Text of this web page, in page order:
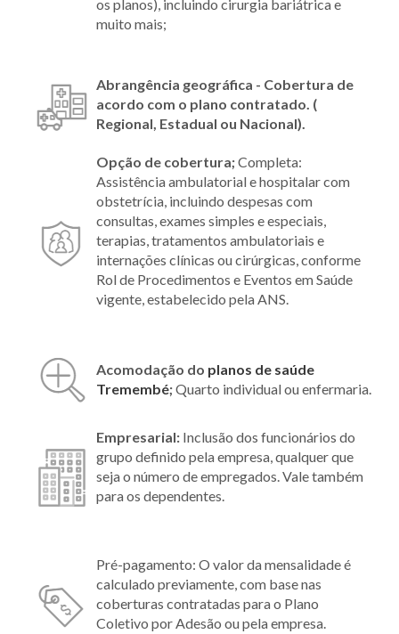
os planos), incluindo cirurgia bariátrica e
muito mais;
Abrangência geográfica - Cobertura de
acordo com o plano contratado. (
Regional, Estadual ou Nacional).
Opção de cobertura;Completa:
Assistência ambulatorial e hospitalar com
obstetrícia, incluindo despesas com
consultas, exames simples e especiais,
terapias, tratamentos ambulatoriais e
internações clínicas ou cirúrgicas, conforme
Rol de Procedimentos e Eventos em Saúde
vigente, estabelecido pela ANS.
Acomodação do planos de saúde
Tremembé;Quarto individual ou enfermaria.
Empresarial: Inclusão dos funcionários do
grupo definido pela empresa, qualquer que
seja o número de empregados. Vale também
para os dependentes.
Pré-pagamento: O valor da mensalidade é
calculado previamente, com base nas
coberturas contratadas para o Plano
Coletivo por Adesão ou pela empresa.